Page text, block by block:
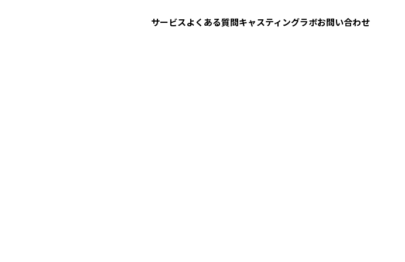
サービスよくある質問キャスティングラボお問い合わせ